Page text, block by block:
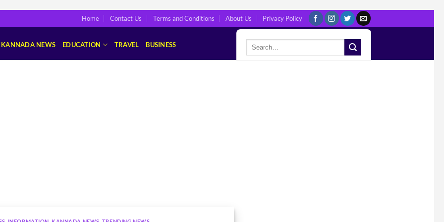
Home Contact Us Terms and Conditions About Us Privacy Policy
KANNADA NEWS EDUCATION TRAVEL BUSINESS